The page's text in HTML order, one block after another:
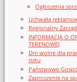
Ogłoszenia
Uchwała
Regionalny
INFORMACJA O
TERENOWEJ
Dni wolne dla
roku
Państwowe
Zaproszenie na